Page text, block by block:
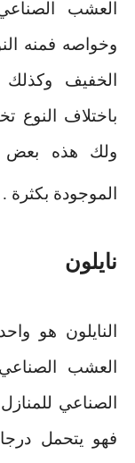
العشب
وخواصه فمنه
الخفيف وكذلك
باختلاف النوع
ولك هذه بعض
الموجودة بكثرة .
نايلون
النايلون هو
العشب
الصناعي
فهو يتحمل